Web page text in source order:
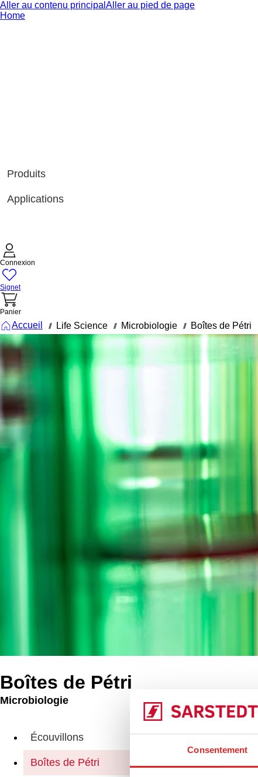
Consentement
Aller au contenu principal Aller au pied de page
Home
Produits
Applications
Connexion
Signet
Panier
Accueil /// Life Science /// Microbiologie /// Boîtes de Pétri
Boîtes de Pétri
Microbiologie
Écouvillons
Boîtes de Pétri
Produits